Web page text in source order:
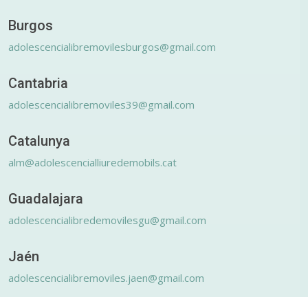
Burgos
adolescencialibremovilesburgos@gmail.com
Cantabria
adolescencialibremoviles39@gmail.com
Catalunya
alm@adolescencialliuredemobils.cat
Guadalajara
adolescencialibredemovilesgu@gmail.com
Jaén
adolescencialibremoviles.jaen@gmail.com